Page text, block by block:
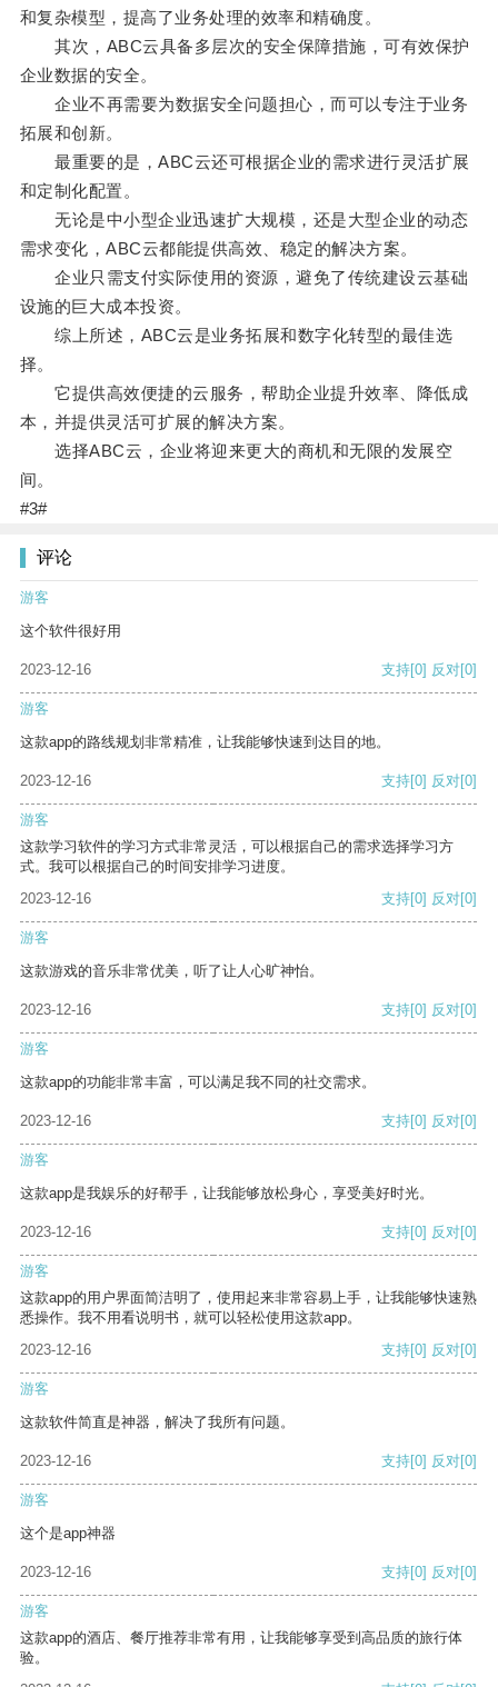
和复杂模型，提高了业务处理的效率和精确度。
其次，ABC云具备多层次的安全保障措施，可有效保护
企业数据的安全。
企业不再需要为数据安全问题担心，而可以专注于业务
拓展和创新。
最重要的是，ABC云还可根据企业的需求进行灵活扩展
和定制化配置。
无论是中小型企业迅速扩大规模，还是大型企业的动态
需求变化，ABC云都能提供高效、稳定的解决方案。
企业只需支付实际使用的资源，避免了传统建设云基础
设施的巨大成本投资。
综上所述，ABC云是业务拓展和数字化转型的最佳选
择。
它提供高效便捷的云服务，帮助企业提升效率、降低成
本，并提供灵活可扩展的解决方案。
选择ABC云，企业将迎来更大的商机和无限的发展空
间。
#3#
评论
游客
这个软件很好用
2023-12-16 支持[0] 反对[0]
游客
这款app的路线规划非常精准，让我能够快速到达目的地。
2023-12-16 支持[0] 反对[0]
游客
这款学习软件的学习方式非常灵活，可以根据自己的需求选择学习方
式。我可以根据自己的时间安排学习进度。
2023-12-16
支持[0] 反对[0]
游客
这款游戏的音乐非常优美，听了让人心旷神怡。
2023-12-16 支持[0] 反对[0]
游客
这款app的功能非常丰富，可以满足我不同的社交需求。
2023-12-16 支持[0] 反对[0]
游客
这款app是我娱乐的好帮手，让我能够放松身心，享受美好时光。
2023-12-16 支持[0] 反对[0]
游客
这款app的用户界面简洁明了，使用起来非常容易上手，让我能够快速熟
悉操作。我不用看说明书，就可以轻松使用这款app。
2023-12-16
支持[0] 反对[0]
游客
这款软件简直是神器，解决了我所有问题。
2023-12-16 支持[0] 反对[0]
游客
这个是app神器
2023-12-16 支持[0] 反对[0]
游客
这款app的酒店、餐厅推荐非常有用，让我能够享受到高品质的旅行体
验。